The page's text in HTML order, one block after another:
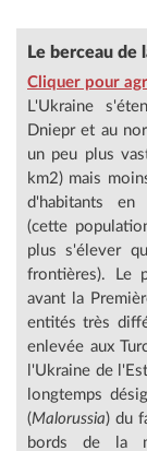
Le berceau de
Cliquer pour
L'Ukraine
Dniepr et au
un peu plus
km2) mais
d'habitants
(cette
plus s'élever
frontières). Le
avant la
entités très
enlevée aux
l'Ukraine de
longtemps
(Malorussia) du
bords de la